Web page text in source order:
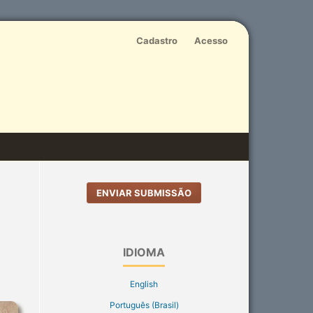
Cadastro Acesso
ENVIAR SUBMISSÃO
IDIOMA
English
Português (Brasil)